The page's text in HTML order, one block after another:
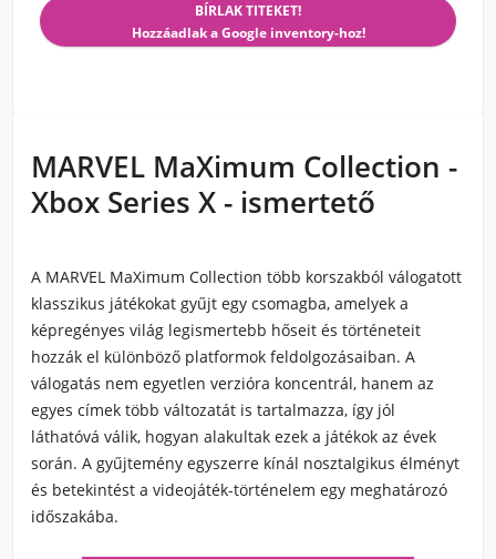
BÍRLAK TITEKET!
Hozzáadlak a Google inventory-hoz!
MARVEL MaXimum Collection -
Xbox Series X - ismertető
A MARVEL MaXimum Collection több korszakból válogatott
klasszikus játékokat gyűjt egy csomagba, amelyek a
képregényes világ legismertebb hőseit és történeteit
hozzák el különböző platformok feldolgozásaiban. A
válogatás nem egyetlen verzióra koncentrál, hanem az
egyes címek több változatát is tartalmazza, így jól
láthatóvá válik, hogyan alakultak ezek a játékok az évek
során. A gyűjtemény egyszerre kínál nosztalgikus élményt
és betekintést a videojáték-történelem egy meghatározó
időszakába.